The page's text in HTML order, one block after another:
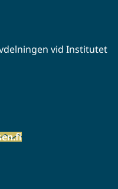
vid Institutet